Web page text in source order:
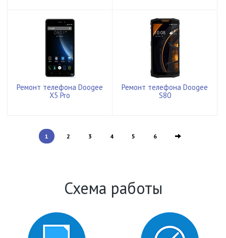
Ремонт телефона Doogee
X5 Pro
Ремонт телефона Doogee
S80
1 2 3 4 5 6
Схема работы